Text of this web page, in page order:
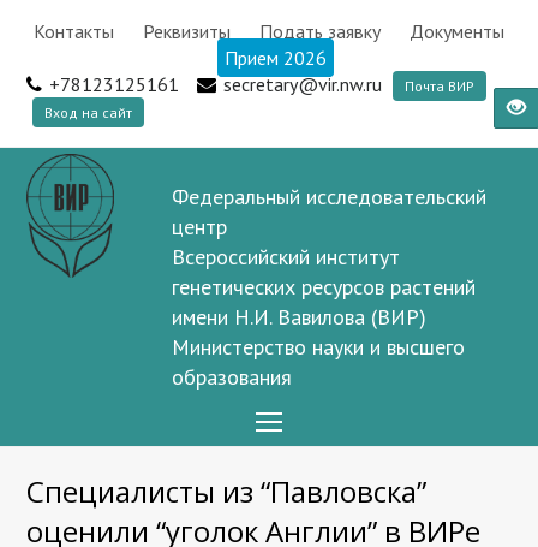
Контакты Реквизиты Подать заявку
Документы
Прием 2026
+78123125161
secretary@vir.nw.ru
Почта ВИР
Вход на сайт
Федеральный исследовательский
центр
Всероссийский институт
генетических ресурсов растений
имени Н.И. Вавилова (ВИР)
Министерство науки и высшего
образования
Menu
Специалисты из “Павловска”
оценили “уголок Англии” в ВИРе